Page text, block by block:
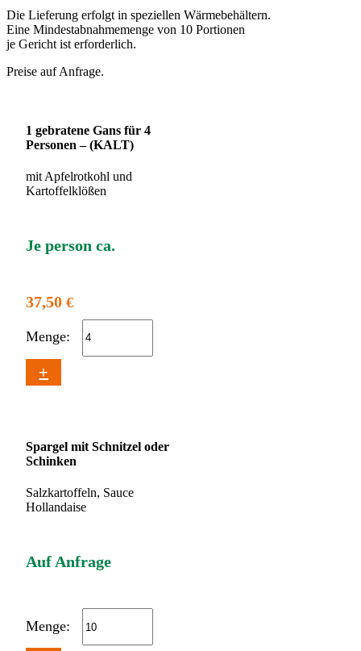
Die Lieferung erfolgt in speziellen Wärmebehältern.
Eine Mindestabnahmemenge von 10 Portionen
je Gericht ist erforderlich.
Preise auf Anfrage.
1 gebratene Gans für 4
Personen – (KALT)
mit Apfelrotkohl und
Kartoffelklößen
Je person ca.
37,50€
Menge:
+
Spargel mit Schnitzel oder
Schinken
Salzkartoffeln, Sauce
Hollandaise
Auf Anfrage
Menge: